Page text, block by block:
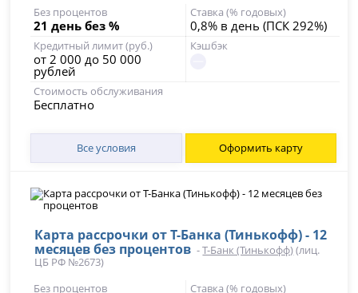
Без процентов
21 день без %
Ставка (% годовых)
0,8% в день (ПСК 292%)
Кредитный лимит (руб.)
от 2 000 до 50 000
рублей
Кэшбэк
Стоимость обслуживания
Бесплатно
Все условия Оформить карту
Карта рассрочки от Т-Банка (Тинькофф) - 12
месяцев без процентов -Т-Банк (Тинькофф)(лиц.
ЦБ РФ №2673)
Без процентов
Ставка (% годовых)